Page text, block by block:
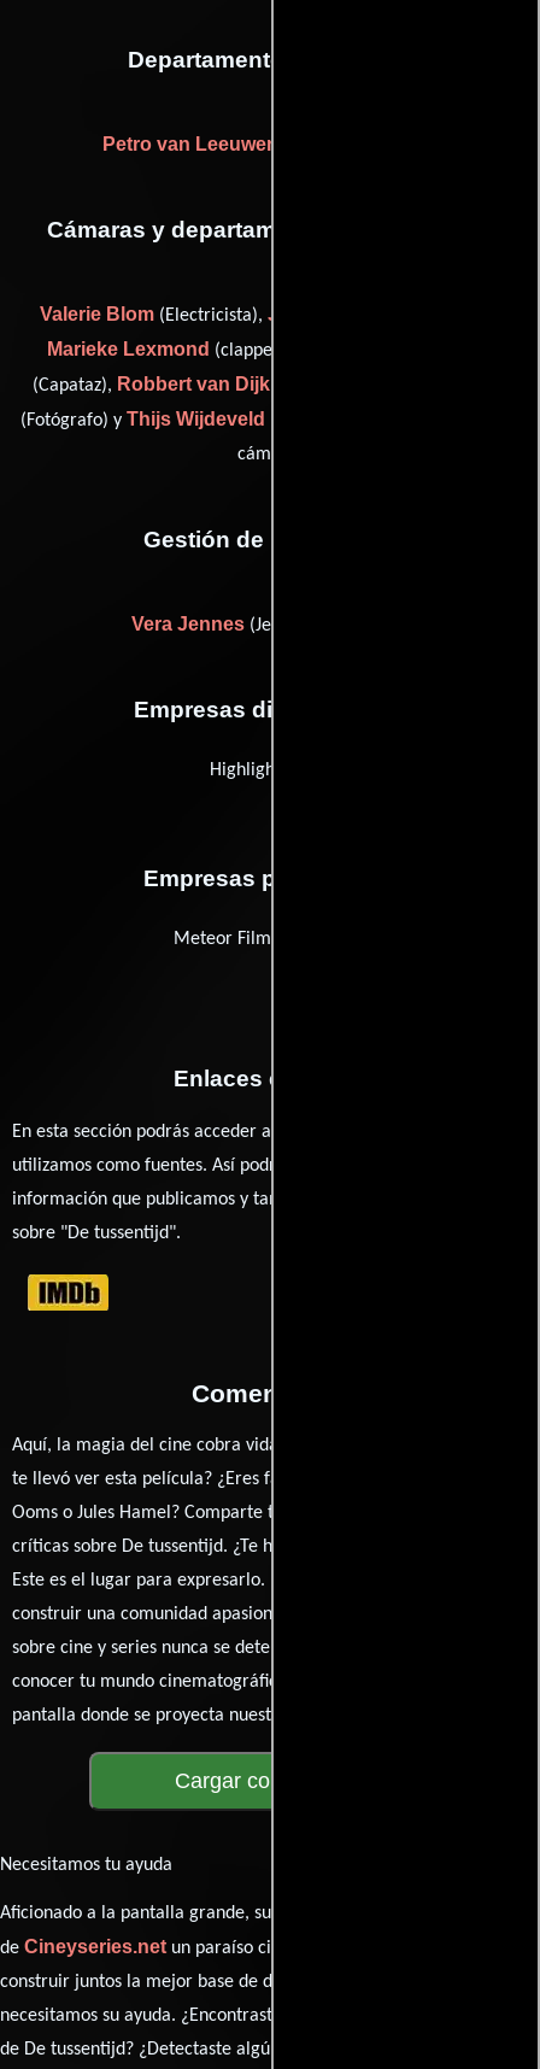
Departamento de editorial
Petro van Leeuwen
Cámaras y departamento de electricidad
Valerie Blom (Electricista), Joris Houben
Marieke Lexmond (clapper loader),
(Capataz), Robbert van Dijk
(Fotógrafo) y Thijs Wijdeveld
cámara)
Gestión de producción
Vera Jennes (Jefe de producción)
Empresas distribuidoras
Highlight Video
Empresas productoras
Meteor Film Productions
Enlaces externos
En esta sección podrás acceder a los recursos externos que
utilizamos como fuentes. Así podrás chequear toda la
información que publicamos y también ampliar tu conocimiento
sobre "De tussentijd".
Comentarios
Aquí, la magia del cine cobra vida a través de tus opiniones. ¿Qué
te llevó ver esta película? ¿Eres fan de Marianna Dikker, Amanda
Ooms o Jules Hamel? Comparte tus pensamientos, emociones y
críticas sobre De tussentijd. ¿Te hizo reír, llorar o reflexionar?
Este es el lugar para expresarlo. ¡No te guardes nada! Queremos
construir una comunidad apasionada donde la conversación
sobre cine y series nunca se detenga. Únete a la charla y déjanos
conocer tu mundo cinematográfico. ¡Los comentarios son la
pantalla donde se proyecta nuestra diversidad de opiniones!
Cargar comentarios
Necesitamos tu ayuda
Aficionado a la pantalla grande, su participación es clave para hacer
de Cineyseries.netun paraíso cinéfilo completo. Queremos
construir juntos la mejor base de datos cinematográfica, pero
necesitamos su ayuda. ¿Encontraste algún dato faltante en la ficha
de De tussentijd? ¿Detectaste algún error en la sinopsis o el elenco?